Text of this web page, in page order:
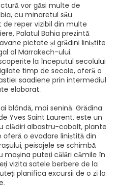
vor găsi multe de
cu minaretul său
reper vizibil din multe
Palatul Bahia prezintă
pictate și grădini liniștite
al Marrakech-ului.
la începutul secolului
timp de secole, oferă o
saadiene prin intermediul
elaborat.
blândă, mai senină. Grădina
Yves Saint Laurent, este un
clădiri albastru-cobalt, plante
o evadare liniștită din
peisajele se schimbă
mașina puteți călări cămile în
vizita satele berbere de la
planifica excursii de o zi la